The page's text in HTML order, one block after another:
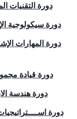
دورة التقنيات
دورة سيكولوجية
دورة المهارات
دورة قيادة
دورة هندسة
دورة